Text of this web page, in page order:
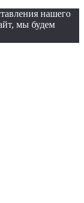
нашего
мы будем